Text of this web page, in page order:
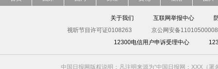
关于我们 互联网举报中心
视听节目许可证0108263
京公网安备
12300电信用户申诉受理中心
中国日报网版权说明：凡注明来源为“中国日报网：XXX（